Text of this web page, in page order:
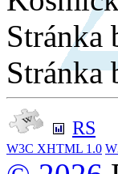
Stránka
Stránka
RS
W3C XHTML 1.0